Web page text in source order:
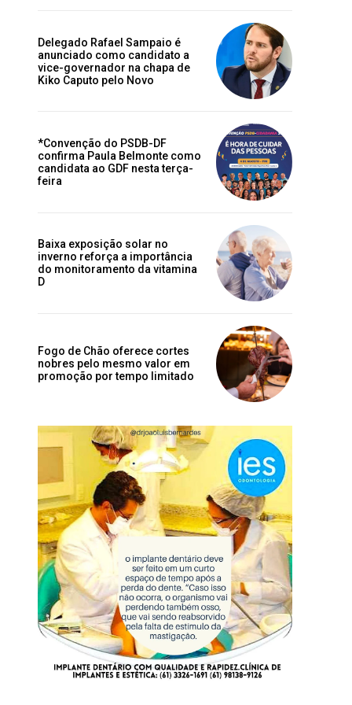
Delegado Rafael Sampaio é
anunciado como candidato a
vice-governador na chapa de
Kiko Caputo pelo Novo
*Convenção do PSDB-DF
confirma Paula Belmonte como
candidata ao GDF nesta terça-
feira
Baixa exposição solar no
inverno reforça a importância
do monitoramento da vitamina
D
Fogo de Chão oferece cortes
nobres pelo mesmo valor em
promoção por tempo limitado